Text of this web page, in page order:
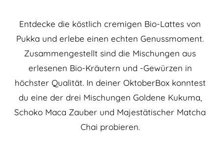
Entdecke die köstlich cremigen Bio-Lattes von
Pukka und erlebe einen echten Genussmoment.
Zusammengestellt sind die Mischungen aus
erlesenen Bio-Kräutern und -Gewürzen in
höchster Qualität. In deiner OktoberBox konntest
du eine der drei Mischungen Goldene Kukuma,
Schoko Maca Zauber und Majestätischer Matcha
Chai probieren.